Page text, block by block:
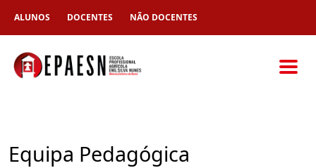
ALUNOS DOCENTES NÃO DOCENTES
Equipa Pedagógica